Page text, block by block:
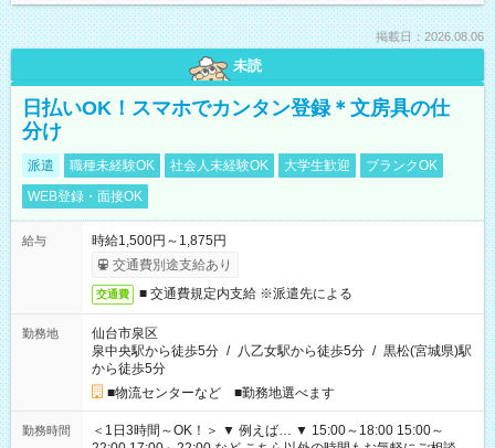
掲載日：2026.08.06
未読
日払いOK！スマホでカンタン登録＊文房具の仕
分け
派遣 職種未経験OK 社会人未経験OK 大学生歓迎
ブランクOK
WEB登録・面接OK
給与
時給1,500円～1,875円
交通費別途支給あり
交通費 ■ 交通費規定内支給 ※派遣先による
勤務地
仙台市泉区
泉中央駅から徒歩5分 / 八乙女駅から徒歩5分 / 黒松(宮城県)駅
から徒歩5分
■物流センターなど ■勤務地選べます
勤務時間
＜1日3時間～OK！＞ ▼ 例えば… ▼ 15:00～18:00 15:00～